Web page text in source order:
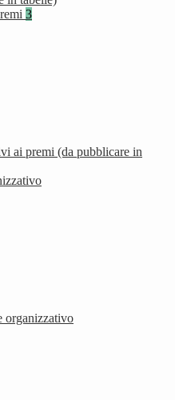
3
ai premi (da pubblicare in
organizzativo